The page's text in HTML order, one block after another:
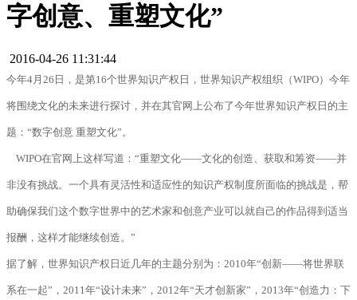
字创意、重塑文化”
2016-04-26 11:31:44
今年4月26日，是第16个世界知识产权日，世界知识产权组织（WIPO）今年
将围绕文化的未来进行探讨，并在其官网上公布了今年世界知识产权日的主
题：“数字创意 重塑文化”。
WIPO在官网上这样写道：“重塑文化——文化的创造、获取和筹资——并
非没有挑战。一个具有灵活性和适应性的知识产权制度所面临的挑战是，帮
助确保我们这个数字世界中的艺术家和创意产业可以就自己的作品得到适当
报酬，这样才能继续创造。”
据了解，世界知识产权日近几年的主题分别为：2010年“创新——将世界联
系在一起”，2011年“设计未来”，2012年“天才创新家”，2013年“创造力：下